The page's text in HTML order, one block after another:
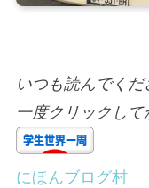
いつも読んでくだ
一度クリックし
にほんブログ村